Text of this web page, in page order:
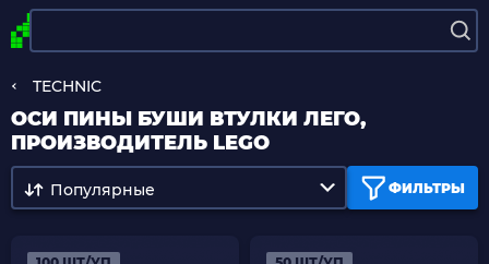
TECHNIC
ОСИ ПИНЫ БУШИ ВТУЛКИ ЛЕГО,
ПРОИЗВОДИТЕЛЬ LEGO
ФИЛЬТРЫ
Популярные